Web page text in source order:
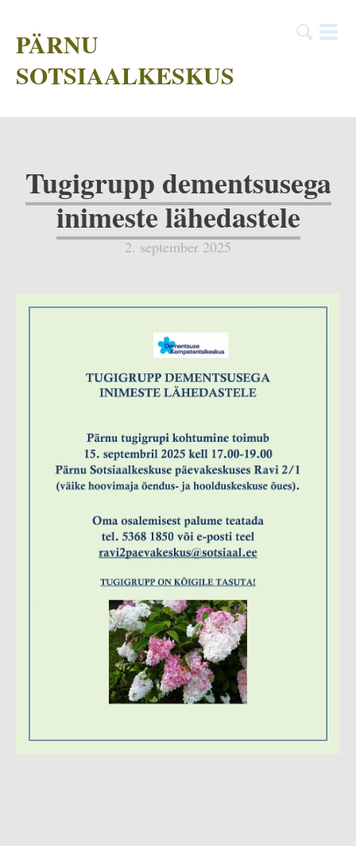
PÄRNU
SOTSIAALKESKUS
Tugigrupp dementsusega
inimeste lähedastele
2. september 2025